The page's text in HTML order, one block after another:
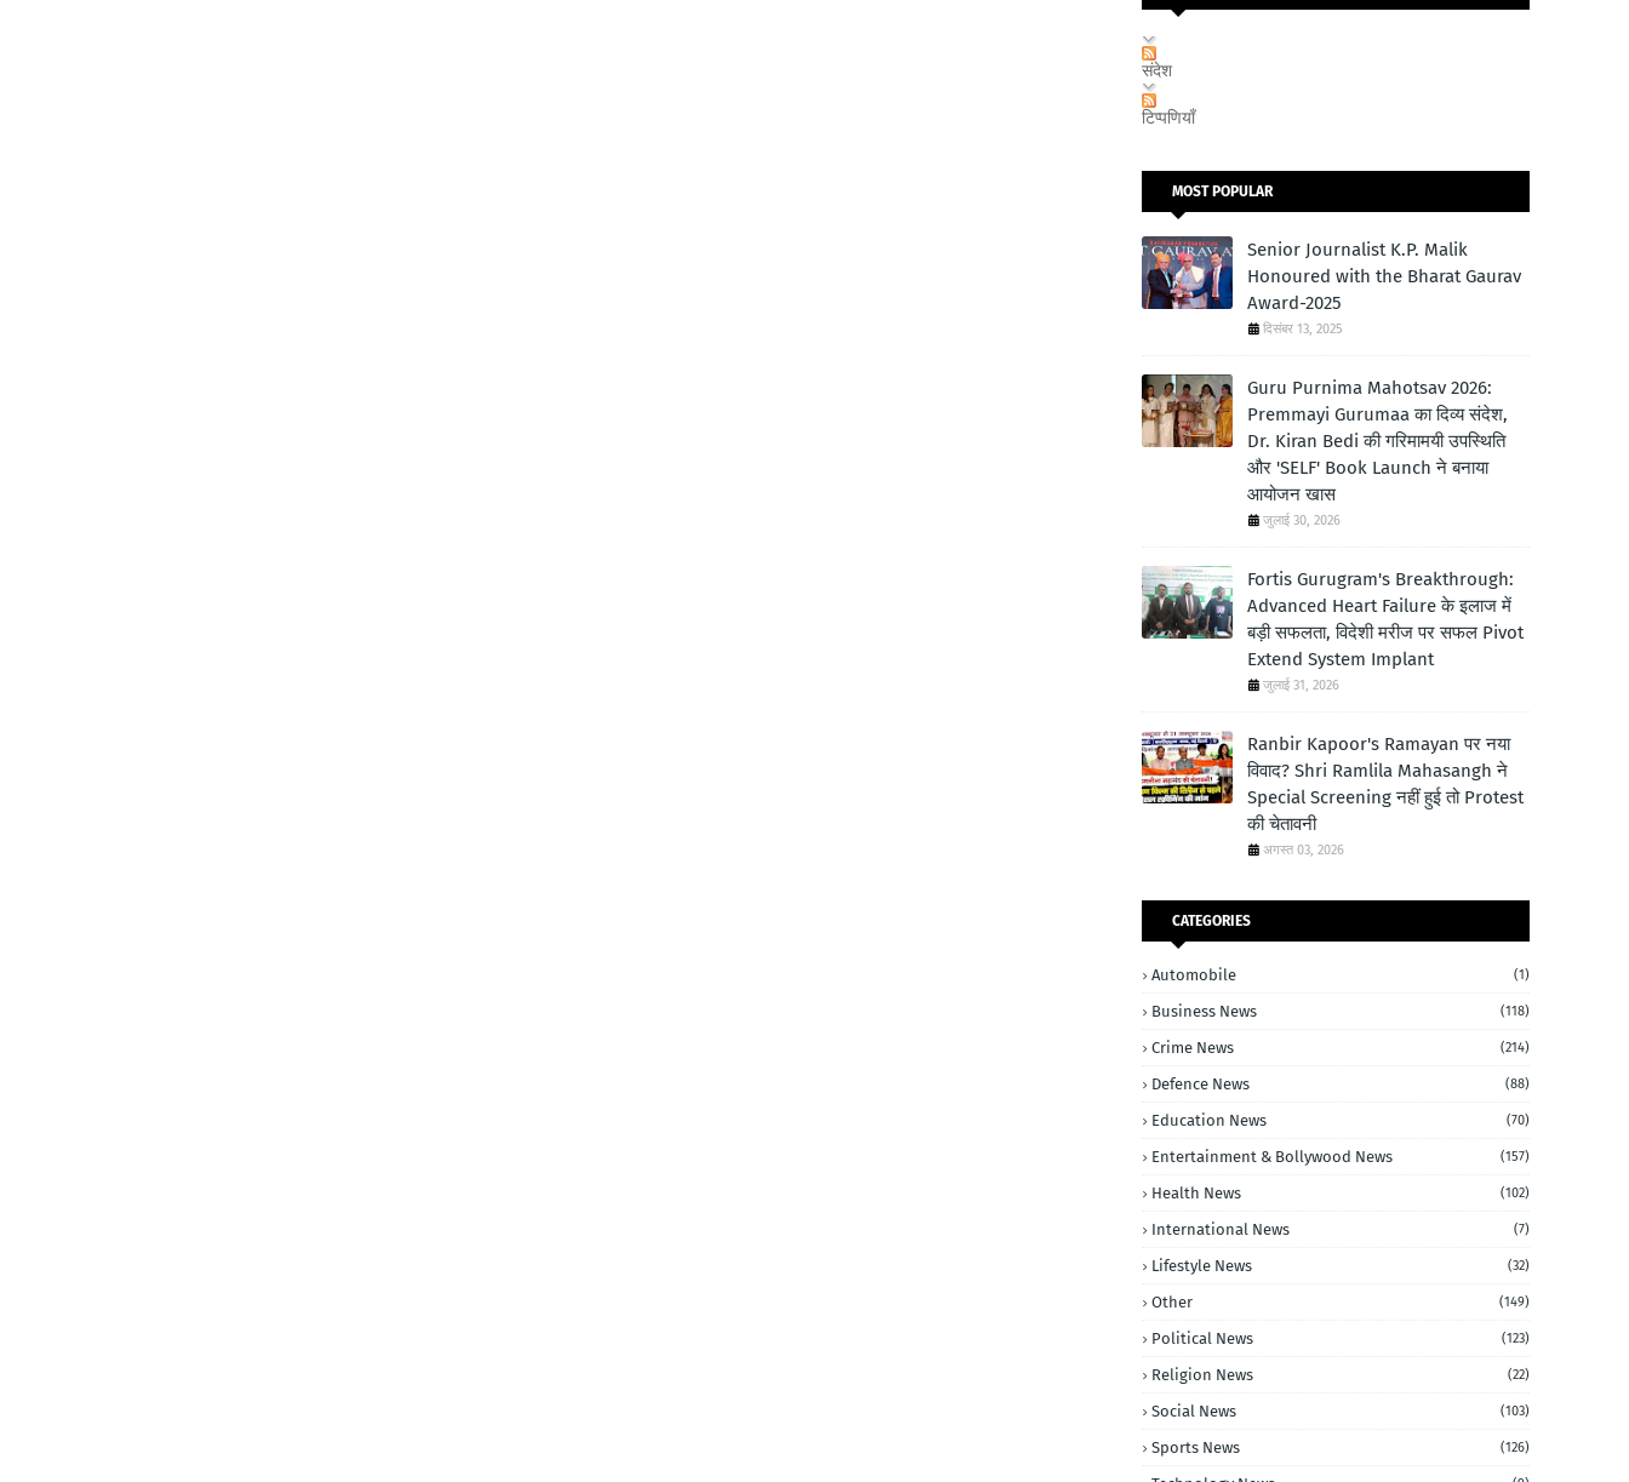
संदेश
टिप्पणियाँ
MOST POPULAR
Senior Journalist K.P. Malik
Honoured with the Bharat Gaurav
Award-2025
दिसंबर 13, 2025
Guru Purnima Mahotsav 2026:
Premmayi Gurumaa का दिव्य संदेश,
Dr. Kiran Bedi की गरिमामयी उपस्थिति
और 'SELF' Book Launch ने बनाया
आयोजन खास
जुलाई 30, 2026
Fortis Gurugram's Breakthrough:
Advanced Heart Failure के इलाज में
बड़ी सफलता, विदेशी मरीज पर सफल Pivot
Extend System Implant
जुलाई 31, 2026
Ranbir Kapoor's Ramayan पर नया
विवाद? Shri Ramlila Mahasangh ने
Special Screening नहीं हुई तो Protest
की चेतावनी
अगस्त 03, 2026
CATEGORIES
Automobile (1)
Business News (118)
Crime News (214)
Defence News (88)
Education News (70)
Entertainment & Bollywood News (157)
Health News (102)
International News (7)
Lifestyle News (32)
Other (149)
Political News (123)
Religion News (22)
Social News (103)
Sports News (126)